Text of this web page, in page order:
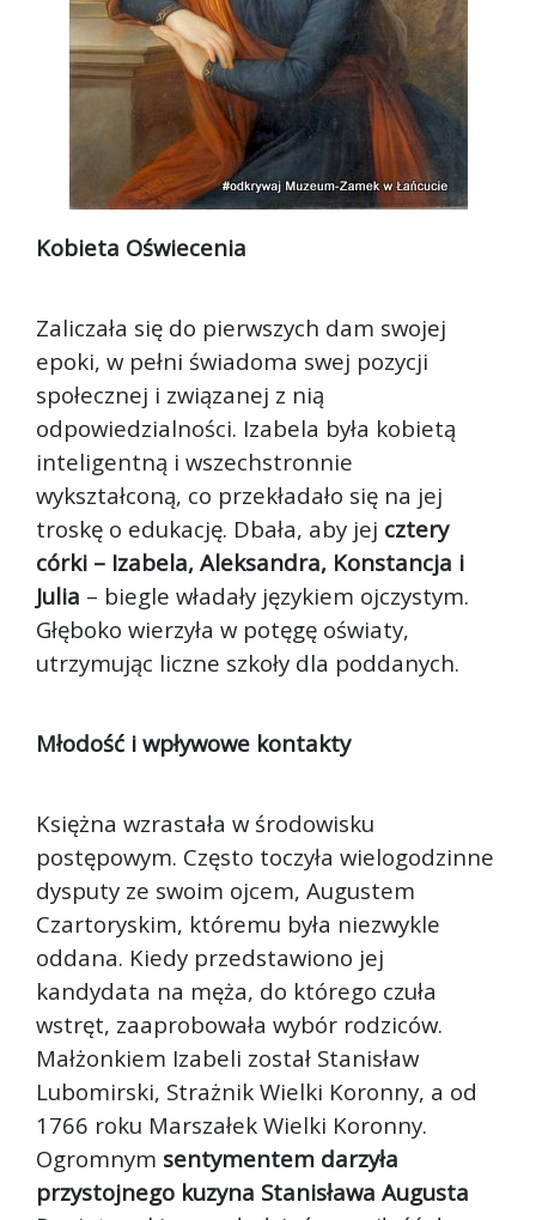
Kobieta Oświecenia
Zaliczała się do pierwszych dam swojej
epoki, w pełni świadoma swej pozycji
społecznej i związanej z nią
odpowiedzialności. Izabela była kobietą
inteligentną i wszechstronnie
wykształconą, co przekładało się na jej
troskę o edukację. Dbała, aby jej cztery
córki – Izabela, Aleksandra, Konstancja i
Julia – biegle władały językiem ojczystym.
Głęboko wierzyła w potęgę oświaty,
utrzymując liczne szkoły dla poddanych.
Młodość i wpływowe kontakty
Księżna wzrastała w środowisku
postępowym. Często toczyła wielogodzinne
dysputy ze swoim ojcem, Augustem
Czartoryskim, któremu była niezwykle
oddana. Kiedy przedstawiono jej
kandydata na męża, do którego czuła
wstręt, zaaprobowała wybór rodziców.
Małżonkiem Izabeli został Stanisław
Lubomirski, Strażnik Wielki Koronny, a od
1766 roku Marszałek Wielki Koronny.
Ogromnym sentymentem darzyła
przystojnego kuzyna Stanisława Augusta